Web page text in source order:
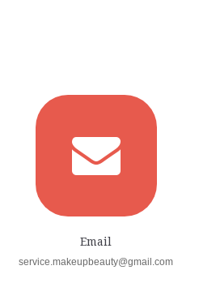
Email
service.makeupbeauty@gmail.com